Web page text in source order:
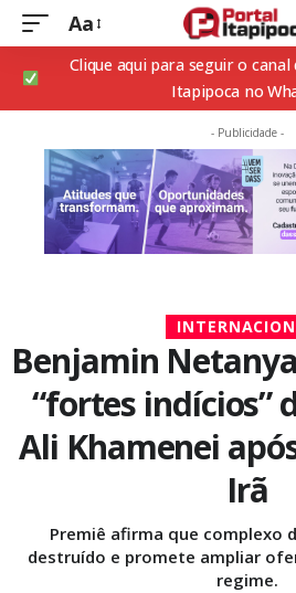
Aa
Clique aqui para seguir o
Itapipoca no
- Publicidade -
Benjamin
“fortes indícios”
Ali Khamenei
Irã
Premiê afirma que complexo
destruído e promete ampliar
regime.